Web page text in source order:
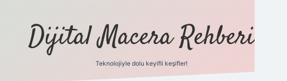
Dijital Macera Rehberi
Teknolojiyle dolu keyifli keşifler!